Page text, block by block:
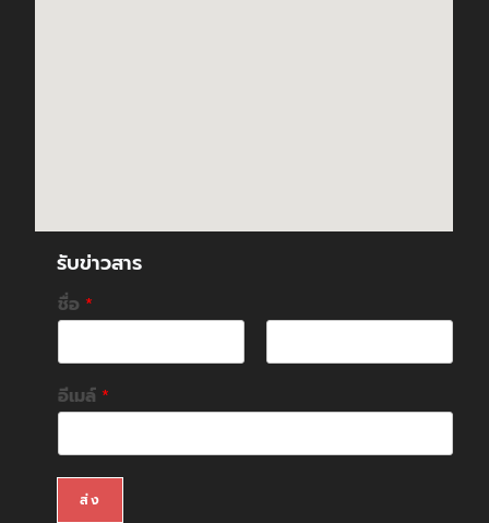
รับข่าวสาร
ชื่อ *
F
i
r
L
อีเมล์ *
ส่ง